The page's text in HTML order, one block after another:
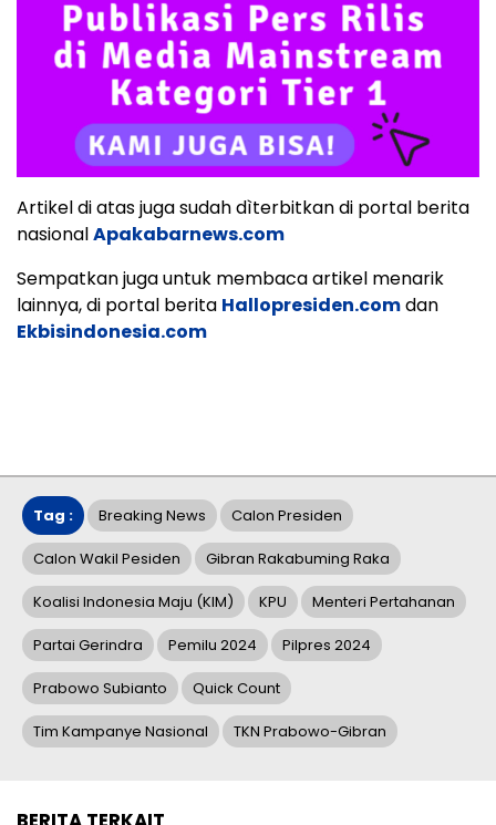
Artikel di atas juga sudah dìterbitkan di portal berita
nasionalApakabarnews.com
Sempatkan juga untuk membaca artikel menarik
lainnya, di portal berita Hallopresiden.comdan
Ekbisindonesia.com
Tag : Breaking News Calon Presiden
Calon Wakil Pesiden Gibran Rakabuming Raka
Koalisi Indonesia Maju (KIM) KPU Menteri Pertahanan
Partai Gerindra Pemilu 2024 Pilpres 2024
Prabowo Subianto Quick Count
Tim Kampanye Nasional TKN Prabowo-Gibran